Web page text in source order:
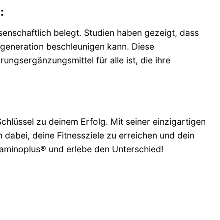
belegt. Studien haben gezeigt, dass
beschleunigen kann. Diese
für alle ist, die ihre
zu deinem Erfolg. Mit seiner einzigartigen
deine Fitnessziele zu erreichen und dein
und erlebe den Unterschied!